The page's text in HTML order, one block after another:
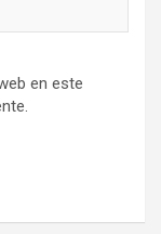
en este